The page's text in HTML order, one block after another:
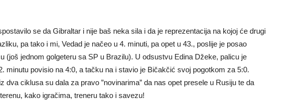
se da Gibraltar i nije baš neka sila i da je reprezentacija na kojoj će drugi
pa tako i mi, Vedad je načeo u 4. minuti, pa opet u 43., poslije je posao
(još jednom golgeteru sa SP u Brazilu). U odsustvu Edina Džeke, palicu je
minutu povisio na 4:0, a tačku na i stavio je Bičakčić svoj pogotkom za 5:0.
dva ciklusa su dala za pravo ”novinarima” da nas opet presele u Rusiju te da
kako igračima, treneru tako i savezu!